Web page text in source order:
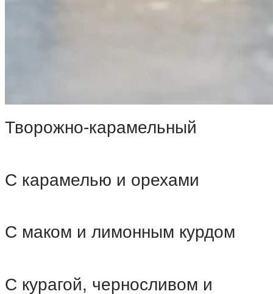
Творожно-карамельный
С карамелью и орехами
С маком и лимонным курдом
С курагой, черносливом и